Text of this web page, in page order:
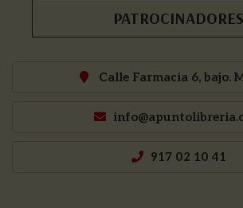
PATROCINADORES
Calle Farmacia 6, bajo.
917 02 10 41